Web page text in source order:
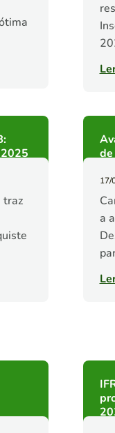
traz
de
17/
a